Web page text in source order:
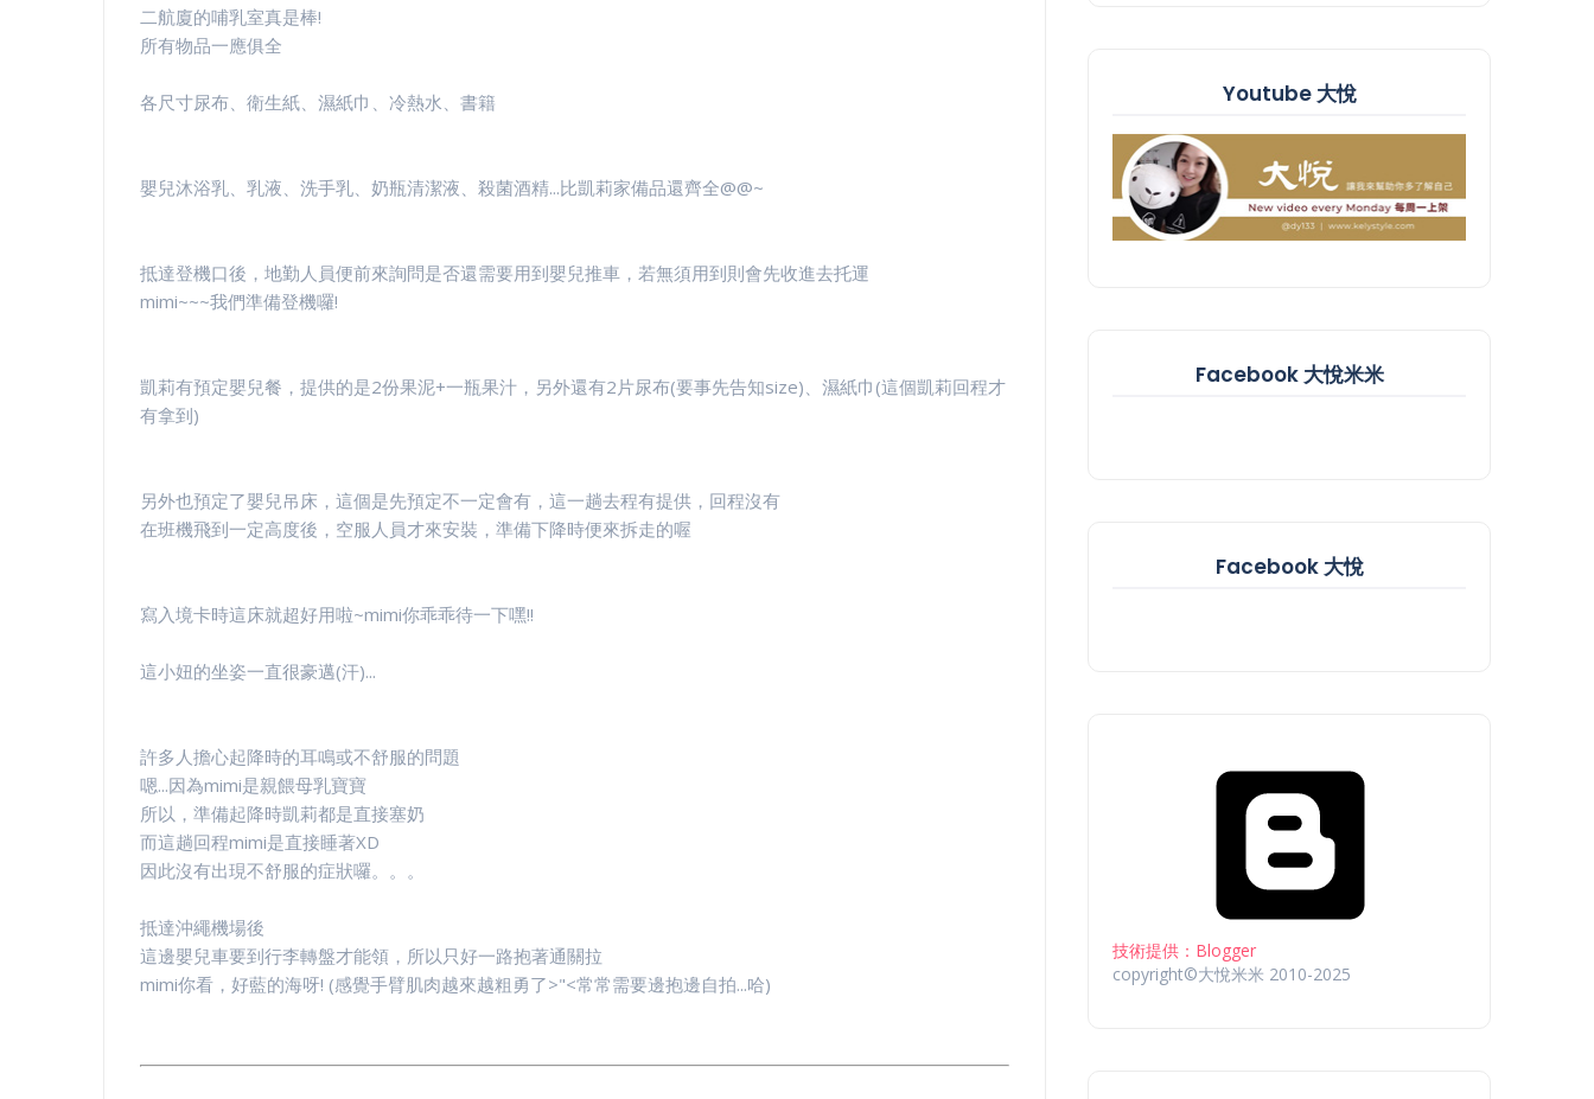
二航廈的哺乳室真是棒!
所有物品一應俱全
各尺寸尿布、衛生紙、濕紙巾、冷熱水、書籍
嬰兒沐浴乳、乳液、洗手乳、奶瓶清潔液、殺菌酒精...比凱莉家備品還齊全@@~
抵達登機口後，地勤人員便前來詢問是否還需要用到嬰兒推車，若無須用到則會先收進去托運
mimi~~~我們準備登機囉!
凱莉有預定嬰兒餐，提供的是2份果泥+一瓶果汁，另外還有2片尿布(要事先告知size)、濕紙巾(這個凱莉回程才
有拿到)
另外也預定了嬰兒吊床，這個是先預定不一定會有，這一趟去程有提供，回程沒有
在班機飛到一定高度後，空服人員才來安裝，準備下降時便來拆走的喔
寫入境卡時這床就超好用啦~mimi你乖乖待一下嘿!!
這小妞的坐姿一直很豪邁(汗)...
許多人擔心起降時的耳鳴或不舒服的問題
嗯...因為mimi是親餵母乳寶寶
所以，準備起降時凱莉都是直接塞奶
而這趟回程mimi是直接睡著XD
因此沒有出現不舒服的症狀囉。。。
抵達沖繩機場後
這邊嬰兒車要到行李轉盤才能領，所以只好一路抱著通關拉
mimi你看，好藍的海呀! (感覺手臂肌肉越來越粗勇了>"<常常需要邊抱邊自拍...哈)
Youtube 大悅
Facebook 大悅米米
Facebook 大悅
技術提供：Blogger
copyright©大悅米米 2010-2025